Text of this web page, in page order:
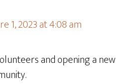
1, 2023 at 4:08 am
and opening a new